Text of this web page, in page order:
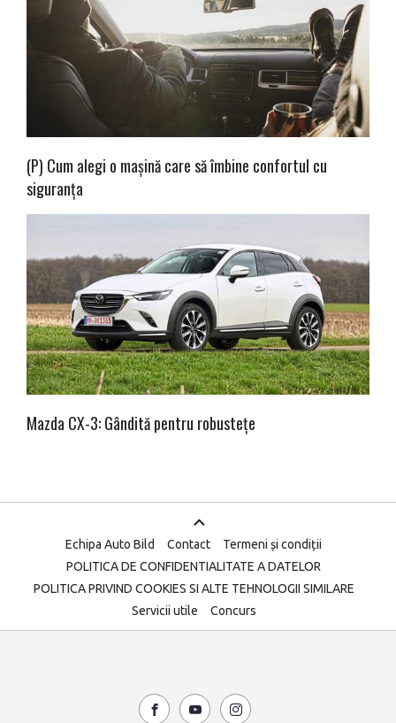
(P) Cum alegi o mașină care să îmbine confortul cu
siguranța
Mazda CX-3: Gândită pentru robustețe
Echipa Auto Bild Contact
Termeni și condiții
POLITICA DE CONFIDENTIALITATE A DATELOR
POLITICA PRIVIND COOKIES SI ALTE TEHNOLOGII SIMILARE
Servicii utile
Concurs